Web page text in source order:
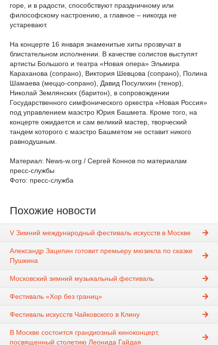
горе, и в радости, способствуют праздничному или
философскому настроению, а главное – никогда не
устаревают.
На концерте 16 января знаменитые хиты прозвучат в
блистательном исполнении. В качестве солистов выступят
артисты Большого и театра «Новая опера» Эльмира
Караханова (сопрано), Виктория Шевцова (сопрано), Полина
Шамаева (меццо-сопрано), Давид Посулихин (тенор),
Николай Землянских (баритон), в сопровождении
Государственного симфонического оркестра «Новая Россия»
под управлением маэстро Юрия Башмета. Кроме того, на
концерте ожидается и сам великий мастер, творческий
тандем которого с маэстро Башметом не оставит никого
равнодушным.
Материал: News-w.org / Сергей Коннов по материалам
пресс-службы
Фото: пресс-служба
Похожие новости
V Зимний международный фестиваль искусств в Москве
Александр Зацепин готовит премьеру мюзикла по сказке
Пушкина
Московский зимний музыкальный фестиваль
Фестиваль «Хор без границ»
Фестиваль искусств Чайковского в Клину
В Москве состоится грандиозный киноконцерт,
посвященный столетию Леонида Гайдая